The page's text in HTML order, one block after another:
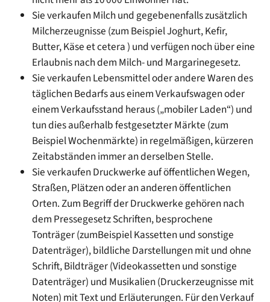
Sie verkaufen Milch und gegebenenfalls zusätzlich
Milcherzeugnisse (zum Beispiel Joghurt, Kefir,
Butter, Käse et cetera ) und verfügen noch über eine
Erlaubnis nach dem Milch- und Margarinegesetz.
Sie verkaufen Lebensmittel oder andere Waren des
täglichen Bedarfs aus einem Verkaufswagen oder
einem Verkaufsstand heraus („mobiler Laden“) und
tun dies außerhalb festgesetzter Märkte (zum
Beispiel Wochenmärkte) in regelmäßigen, kürzeren
Zeitabständen immer an derselben Stelle.
Sie verkaufen Druckwerke auf öffentlichen Wegen,
Straßen, Plätzen oder an anderen öffentlichen
Orten. Zum Begriff der Druckwerke gehören nach
dem Pressegesetz Schriften, besprochene
Tonträger (zumBeispiel Kassetten und sonstige
Datenträger), bildliche Darstellungen mit und ohne
Schrift, Bildträger (Videokassetten und sonstige
Datenträger) und Musikalien (Druckerzeugnisse mit
Noten) mit Text und Erläuterungen. Für den Verkauf